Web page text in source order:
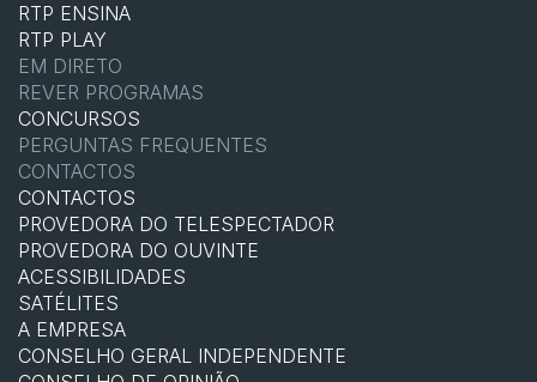
RTP ENSINA
RTP PLAY
EM DIRETO
REVER PROGRAMAS
CONCURSOS
PERGUNTAS FREQUENTES
CONTACTOS
CONTACTOS
PROVEDORA DO TELESPECTADOR
PROVEDORA DO OUVINTE
ACESSIBILIDADES
SATÉLITES
A EMPRESA
CONSELHO GERAL INDEPENDENTE